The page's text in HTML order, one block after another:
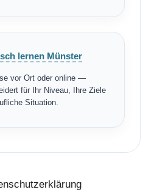
lernen Münster
vor Ort oder online —
für Ihr Niveau, Ihre Ziele
Situation.